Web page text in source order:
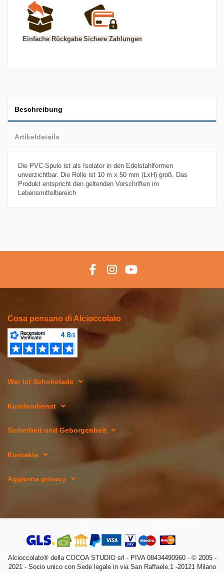
Einfache Rückgabe Sichere Zahlungen
Beschreibung
Artikeldetails
Die PVC-Spule ist als Isolator in den Edelstahlformen
unverzichtbar. Die Rolle ist 10 m x 50 mm (LxH) groß. Das
Produkt entspricht den geltenden Vorschriften im
Lebensmittelbereich
Cosa pensano di Alcioccolato
Wer ist Schokolade
Kundendienst
Sicherheit und Geborgenheit
Kontakte
Aggiorna privacy
Alcioccolato® della COCOA STUDIO srl - PIVA 08434490960 - © 2005 -
2021 - Socio unico con Sede legale in via San Raffaele,1 -20121 Milano